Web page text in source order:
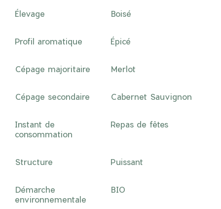
Élevage Boisé
Profil aromatique Épicé
Cépage majoritaire Merlot
Cépage secondaire Cabernet Sauvignon
Instant de
consommation
Repas de fêtes
Structure Puissant
Démarche
environnementale
BIO